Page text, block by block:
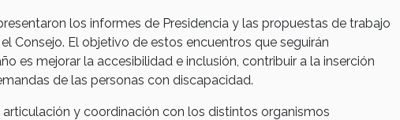
los informes de Presidencia y las propuestas de trabajo
Consejo. El objetivo de estos encuentros que seguirán
es mejorar la accesibilidad e inclusión, contribuir a la inserción
de las personas con discapacidad.
articulación y coordinación con los distintos organismos